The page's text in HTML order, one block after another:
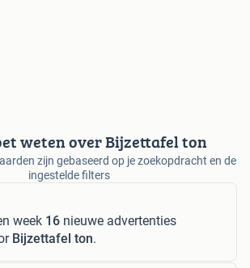
weten over Bijzettafel ton
zijn gebaseerd op je zoekopdracht en de
ingestelde filters
week 16 nieuwe advertenties
Bijzettafel ton.